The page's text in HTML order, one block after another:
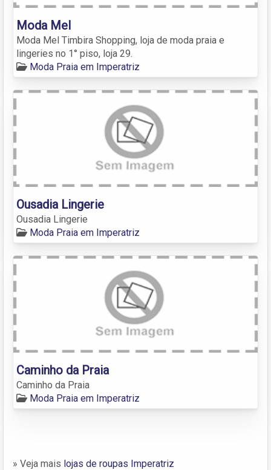
Moda Mel
Moda Mel Timbira Shopping, loja de moda praia e
lingeries no 1° piso, loja 29.
Moda Praia em Imperatriz
Ousadia Lingerie
Ousadia Lingerie
Moda Praia em Imperatriz
Caminho da Praia
Caminho da Praia
Moda Praia em Imperatriz
» Veja mais lojas de roupas Imperatriz